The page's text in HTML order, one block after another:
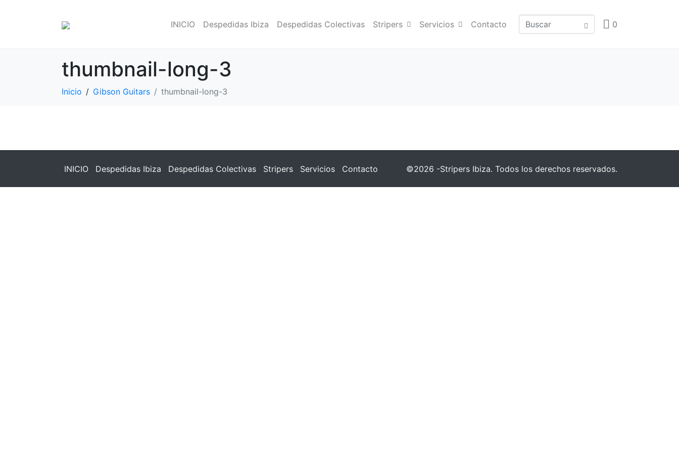
INICIO Despedidas Ibiza Despedidas Colectivas Stripers Servicios Contacto 0
thumbnail-long-3
Inicio Gibson Guitars thumbnail-long-3
INICIO Despedidas Ibiza Despedidas Colectivas Stripers Servicios Contacto ©2026 -Stripers Ibiza. Todos los derechos reservados.